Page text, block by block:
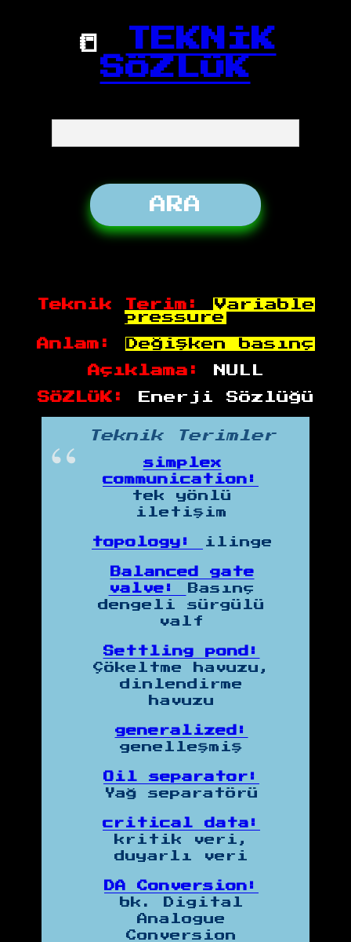
📒
TEKNİK
SÖZLÜK
Teknik Terim:
Variable
pressure
Anlam: Değişken basınç
Açıklama: NULL
SÖZLÜK: Enerji Sözlüğü
Teknik Terimler
simplex
communication:
tek yönlü
iletişim
topology: ilinge
Balanced gate
valve:
Basınç
dengeli sürgülü
valf
Settling pond:
Çökeltme havuzu,
dinlendirme
havuzu
generalized:
genelleşmiş
Oil separator:
Yağ separatörü
critical data:
kritik veri,
duyarlı veri
DA Conversion:
bk. Digital
Analogue
Conversion